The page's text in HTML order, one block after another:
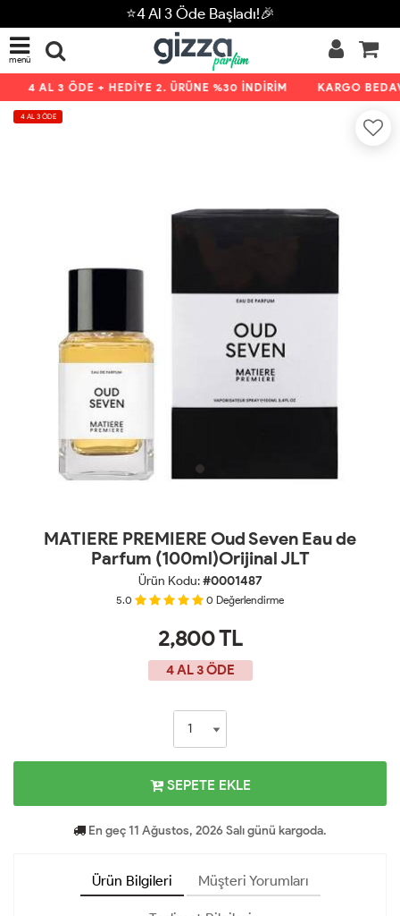
⭐4 Al 3 Öde Başladı!🎉
menü
4 AL 3 ÖDE + HEDİYE 2. ÜRÜNE %30 İNDİRİM KARGO
4 AL 3 ÖDE
MATIERE PREMIERE Oud Seven Eau de
Parfum (100ml)Orijinal JLT
Ürün Kodu:#0001487
5.0 0 Değerlendirme
2,800TL
4 AL 3 ÖDE
SEPETE EKLE
En geç 11 Ağustos, 2026 Salı günü kargoda.
Ürün Bilgileri Müşteri Yorumları